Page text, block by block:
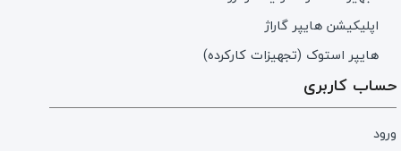
اپلیکیشن هایپر گاراژ
هایپر استوک (تجهیزات کارکرده)
حساب کاربری
ورود